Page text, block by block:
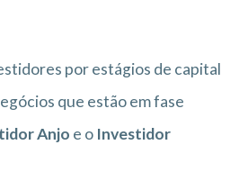
por estágios de capital
que estão em fase
Anjo e o Investidor